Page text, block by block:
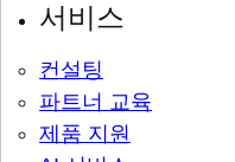
서비스
컨설팅
파트너 교육
제품 지원